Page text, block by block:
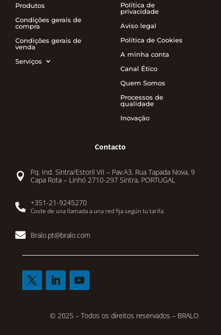
Produtos
Condições gerais de
compra
Condições gerais de
venda
Serviços
Política de
privacidade
Aviso legal
Política de Cookies
A minha conta
Canal Ético
Quem Somos
Processos de
qualidade
Inovação
Contacto

Pq. Ind. Sintra/Estoril VII – Pav.A3, Rua Tapada Nova, 9
Capa Rota – Linhó 2710-297 Sintra, PORTUGAL
 +351-21-9245270
Coste de una llamada a una red fija según tu tarifa.
 Bralo.pt@bralo.com
© 2025 – Todos os direitos reservados – BRALO